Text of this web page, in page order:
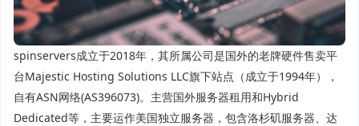
spinservers成立于2018年，其所属公司是国外的老牌硬件售卖平
台Majestic Hosting Solutions LLC旗下站点（成立于1994年），
自有ASN网络(AS396073)。主营国外服务器租用和Hybrid
Dedicated等，主要运作美国独立服务器，包含洛杉矶服务器、达